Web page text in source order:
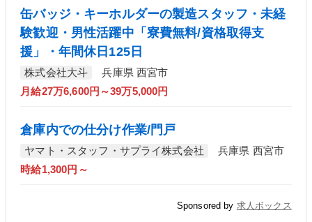
缶バッジ・キーホルダーの製造スタッフ・未経
験歓迎・男性活躍中「寮費無料/資格取得支
援」・年間休日125日
株式会社大斗
兵庫県 西宮市
月給27万6,600円～39万5,000円
倉庫内での仕分け作業/門戸
ヤマト・スタッフ・サプライ株式会社
兵庫県 西宮市
時給1,300円～
Sponsored by 求人ボックス